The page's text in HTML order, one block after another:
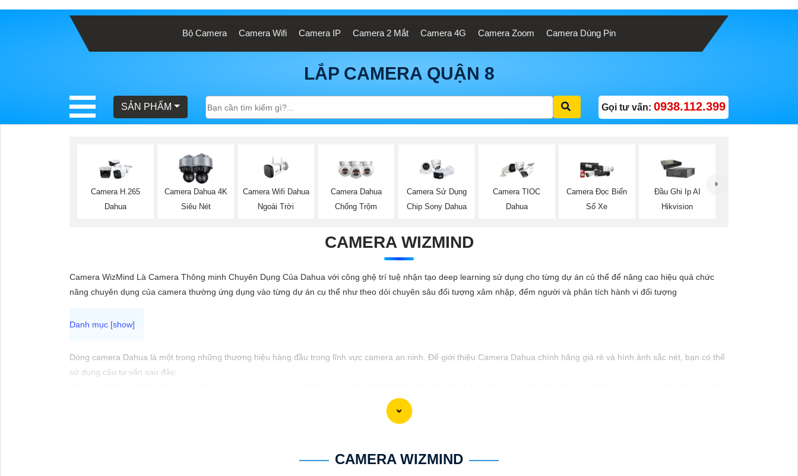
Bộ Camera Camera Wifi Camera IP Camera 2 Mắt Camera 4G Camera Zoom Camera Dùng Pin
LẮP CAMERA QUẬN 8
SẢN PHẨM Gọi tư vấn: 0938.112.399
Camera H.265
Dahua
Camera Dahua 4K
Siêu Nét
Camera Wifi Dahua
Ngoài Trời
Camera Dahua
Chống Trộm
Camera Sử Dụng
Chip Sony Dahua
Camera TIOC
Dahua
Camera Đọc Biển
Số Xe
Đầu Ghi Ip AI
Hikvision
CAMERA WIZMIND
Camera WizMind Là Camera Thông minh Chuyên Dụng Của Dahua với công ghệ trí tuệ nhận tạo deep learning sử dụng cho từng dự án củ thể để nâng cao hiệu quả chức
năng chuyên dụng của camera thường ứng dụng vào từng dự án cụ thể như theo dỏi chuyên sâu đối tượng xâm nhập, đếm người và phân tích hành vi đối tượng
Dòng camera Dahua là một trong những thương hiệu hàng đầu trong lĩnh vực camera an ninh. Để giới thiệu Camera Dahua chính hãng giá rẻ và hình ảnh sắc nét, bạn có thể
sử dụng câu tư vấn sau đây:
cầu giám sát của bạn. Đừng ngần ngại trải nghiệm sự ổn định và chất lượng vượt trội của Camera Dahua chính hãng với mức giá vô cùng hấp dẫn."
CAMERA WIZMIND